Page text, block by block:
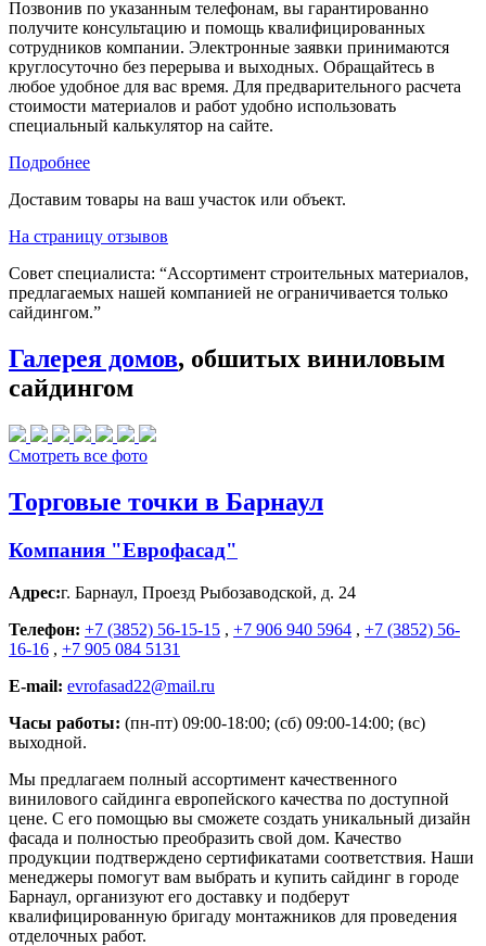
Позвонив по указанным телефонам, вы гарантированно
получите консультацию и помощь квалифицированных
сотрудников компании. Электронные заявки принимаются
круглосуточно без перерыва и выходных. Обращайтесь в
любое удобное для вас время. Для предварительного расчета
стоимости материалов и работ удобно использовать
специальный калькулятор на сайте.
Подробнее
Доставим товары на ваш участок или объект.
На страницу отзывов
Совет специалиста: “Ассортимент строительных материалов,
предлагаемых нашей компанией не ограничивается только
сайдингом.”
Галерея домов, обшитых виниловым
сайдингом
Смотреть все фото
Торговые точки в Барнаул
Компания "Еврофасад"
Адрес:г. Барнаул, Проезд Рыбозаводской, д. 24
Телефон: +7 (3852) 56-15-15 , +7 906 940 5964 , +7 (3852) 56-
16-16 , +7 905 084 5131
E-mail: evrofasad22@mail.ru
Часы работы: (пн-пт) 09:00-18:00; (сб) 09:00-14:00; (вс)
выходной.
Мы предлагаем полный ассортимент качественного
винилового сайдинга европейского качества по доступной
цене. С его помощью вы сможете создать уникальный дизайн
фасада и полностью преобразить свой дом. Качество
продукции подтверждено сертификатами соответствия. Наши
менеджеры помогут вам выбрать и купить сайдинг в городе
Барнаул, организуют его доставку и подберут
квалифицированную бригаду монтажников для проведения
отделочных работ.